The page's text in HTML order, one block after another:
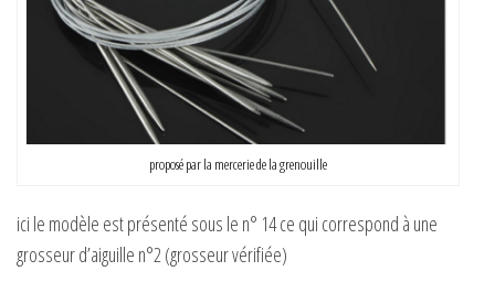
proposé par la mercerie de la grenouille
ici le modèle est présenté sous le n° 14 ce qui correspond à une
grosseur d’aiguille n°2 (grosseur vérifiée)